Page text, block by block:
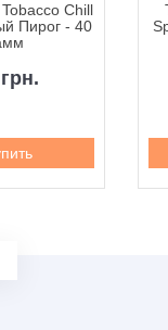
Chill
Пирог - 40